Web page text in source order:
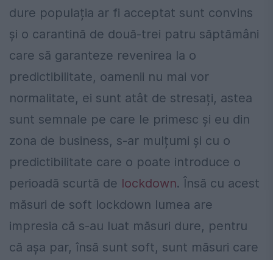
dure populația ar fi acceptat sunt convins
și o carantină de două-trei patru săptămâni
care să garanteze revenirea la o
predictibilitate, oamenii nu mai vor
normalitate, ei sunt atât de stresați, astea
sunt semnale pe care le primesc și eu din
zona de business, s-ar mulțumi și cu o
predictibilitate care o poate introduce o
perioadă scurtă de lockdown. Însă cu acest
măsuri de soft lockdown lumea are
impresia că s-au luat măsuri dure, pentru
că așa par, însă sunt soft, sunt măsuri care